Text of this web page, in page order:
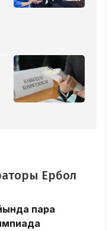
Ербол
пара